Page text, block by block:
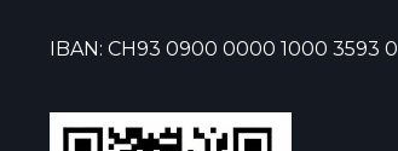
IBAN: CH93 0900 0000 1000 3593 0